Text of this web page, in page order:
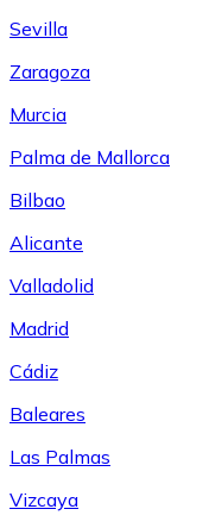
Sevilla
Zaragoza
Murcia
Palma de Mallorca
Bilbao
Alicante
Valladolid
Madrid
Cádiz
Baleares
Las Palmas
Vizcaya